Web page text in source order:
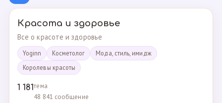
Красота и здоровье
Все о красоте и здоровье
Yoginn Косметолог
Мода, стиль, имидж
Королевы красоты
1 181тема
48 841 сообщение